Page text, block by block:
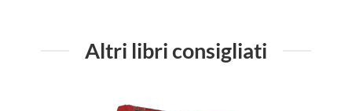
Altri libri consigliati